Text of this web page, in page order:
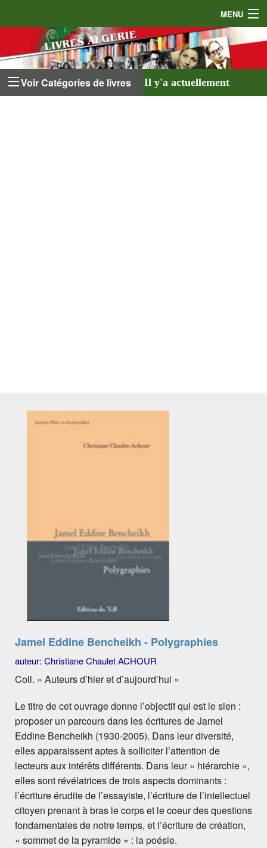
MENU
Accueil
Auteurs
Voir Catégories de livres Il y'a actuellement
Jamel Eddine Bencheikh - Polygraphies
auteur: Christiane Chaulet ACHOUR
Coll. « Auteurs d’hier et d’aujourd’hui »
Le titre de cet ouvrage donne l’objectif qui est le sien :
proposer un parcours dans les écritures de Jamel
Eddine Bencheikh (1930-2005). Dans leur diversité,
elles apparaissent aptes à solliciter l’attention de
lecteurs aux intérêts différents. Dans leur « hiérarchie »,
elles sont révélatrices de trois aspects dominants :
l’écriture érudite de l’essayiste, l’écriture de l’intellectuel
citoyen prenant à bras le corps et le coeur des questions
fondamentales de notre temps, et l’écriture de création,
« sommet de la pyramide » : la poésie.